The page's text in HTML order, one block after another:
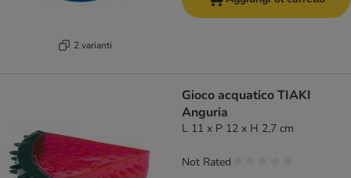
2 varianti
Gioco acquatico TIAKI
Anguria
L 11 x P 12 x H 2,7 cm
Not Rated